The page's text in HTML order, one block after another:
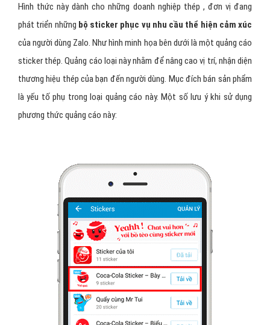
Hình thức này dành cho những doanh nghiệp thép , đơn vị đang
phát triển những bộ sticker phục vụ nhu cầu thể hiện cảm xúc
của người dùng Zalo. Như hình minh họa bên dưới là một quảng cáo
sticker thép. Quảng cáo loại này nhằm để nâng cao vị trí, nhận diện
thương hiệu thép của bạn đến người dùng. Mục đích bán sản phẩm
là yếu tố phụ trong loại quảng cáo này. Một số lưu ý khi sử dụng
phương thức quảng cáo này: